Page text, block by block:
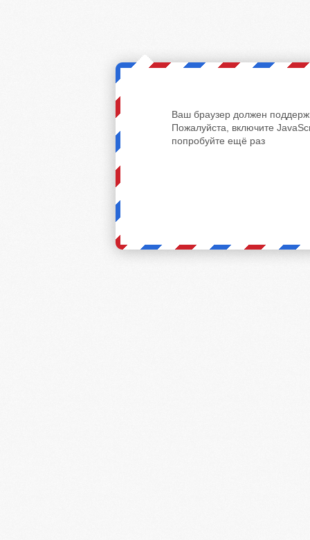
Ваш браузер должен
Пожалуйста, включите
попробуйте ещё раз